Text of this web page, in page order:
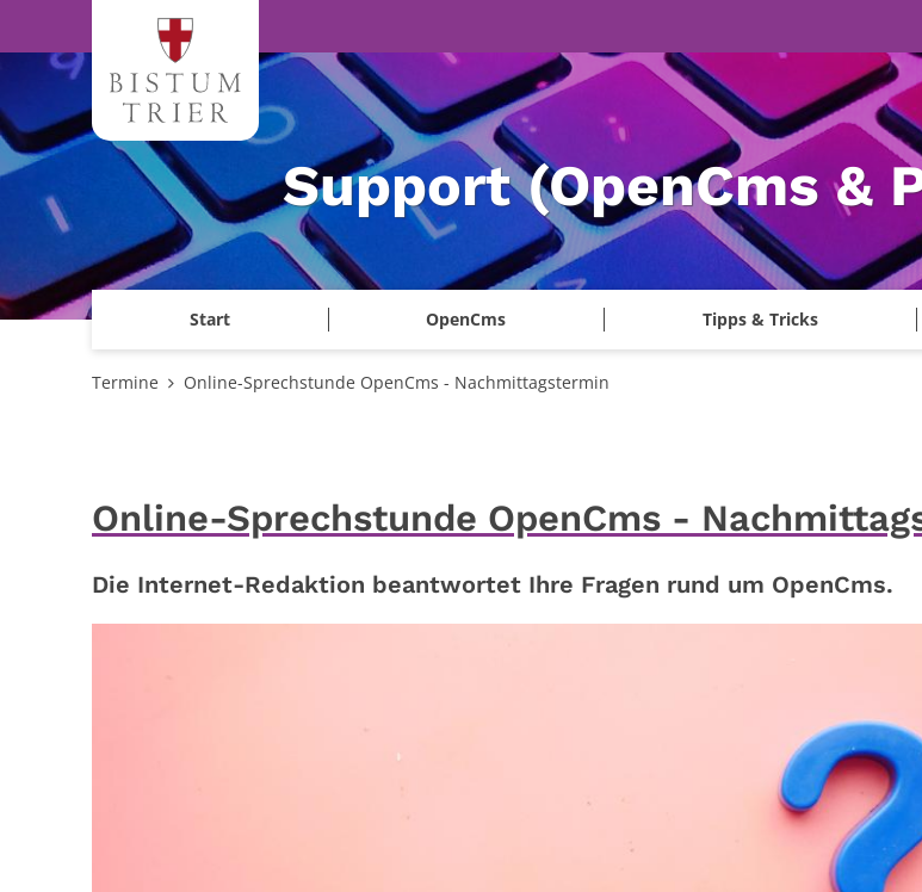
Zum Inhalt springen
Support (OpenCms &
Start OpenCms Tipps & Tricks
Termine Online-Sprechstunde OpenCms - Nachmittagstermin
Online-Sprechstunde OpenCms -
Die Internet-Redaktion beantwortet Ihre Fragen rund um OpenCms.